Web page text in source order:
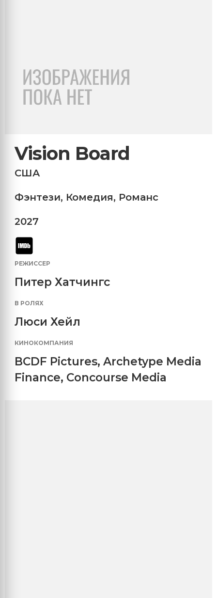
Vision Board
США
Фэнтези, Комедия, Романс
2027
РЕЖИССЕР
Питер Хатчингс
В РОЛЯХ
Люси Хейл
КИНОКОМПАНИЯ
BCDF Pictures, Archetype Media
Finance, Concourse Media